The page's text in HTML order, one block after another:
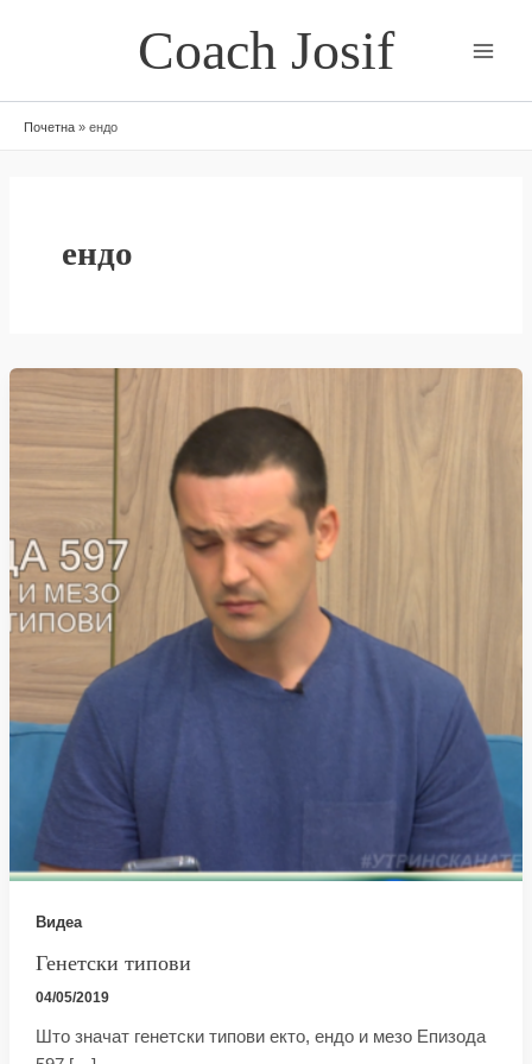
Coach Josif
Почетна » ендо
ендо
Видеа
Генетски типови
04/05/2019
Што значат генетски типови екто, ендо и мезо Епизода